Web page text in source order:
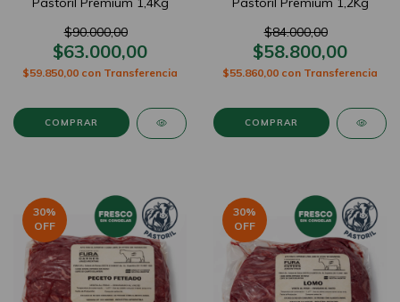
$90.000,00
$63.000,00
$59.850,00 con Transferencia
$84.000,00
$58.800,00
$55.860,00 con Transferencia
30%
OFF
30%
OFF